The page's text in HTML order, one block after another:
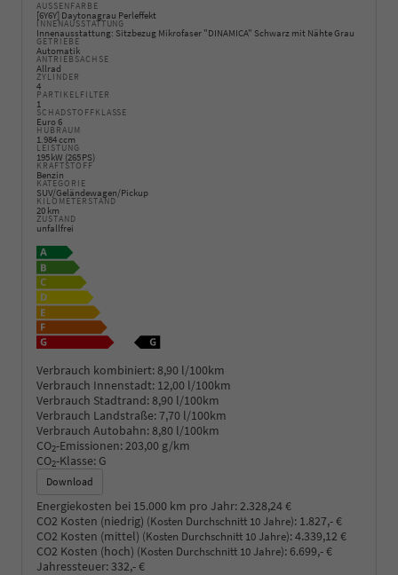
AUSSENFARBE
[6Y6Y] Daytonagrau Perleffekt
INNENAUSSTATTUNG
Innenausstattung: Sitzbezug Mikrofaser "DINAMICA" Schwarz mit Nähte Grau
GETRIEBE
Automatik
ANTRIEBSACHSE
Allrad
ZYLINDER
4
PARTIKELFILTER
1
SCHADSTOFFKLASSE
Euro 6
HUBRAUM
1.984 ccm
LEISTUNG
195 kW (265 PS)
KRAFTSTOFF
Benzin
KATEGORIE
SUV/Geländewagen/Pickup
KILOMETERSTAND
20 km
ZUSTAND
unfallfrei
Verbrauch kombiniert:8,90 l/100km
Verbrauch Innenstadt: 12,00 l/100km
Verbrauch Stadtrand:8,90 l/100km
Verbrauch Landstraße:7,70 l/100km
Verbrauch Autobahn:8,80 l/100km
CO2-Emissionen: 203,00 g/km
CO2-Klasse: G
Download
Energiekosten bei 15.000 km pro Jahr: 2.328,24 €
CO2 Kosten (niedrig) (Kosten Durchschnitt 10 Jahre): 1.827,- €
CO2 Kosten (mittel) (Kosten Durchschnitt 10 Jahre):4.339,12 €
CO2 Kosten (hoch) (Kosten Durchschnitt 10 Jahre): 6.699,- €
Jahressteuer:332,- €